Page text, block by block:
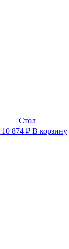
Стол
10 874 ₽ В корзину